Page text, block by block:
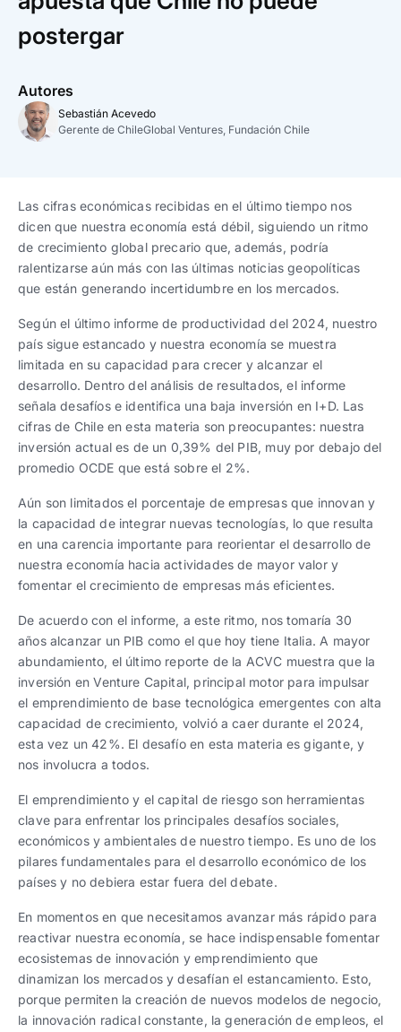
Trabaja con nosotros
Ver todas
Español|English
Ver todas
Español|English
progresivos de gestión
postergar
Autores
Sebastián Acevedo
Gerente de ChileGlobal Ventures, Fundación Chile
Las cifras económicas recibidas en el último tiempo nos
dicen que nuestra economía está débil, siguiendo un ritmo
de crecimiento global precario que, además, podría
ralentizarse aún más con las últimas noticias geopolíticas
que están generando incertidumbre en los mercados.
Según el último informe de productividad del 2024, nuestro
país sigue estancado y nuestra economía se muestra
limitada en su capacidad para crecer y alcanzar el
desarrollo. Dentro del análisis de resultados, el informe
señala desafíos e identifica una baja inversión en I+D. Las
cifras de Chile en esta materia son preocupantes: nuestra
inversión actual es de un 0,39% del PIB, muy por debajo del
promedio OCDE que está sobre el 2%.
Aún son limitados el porcentaje de empresas que innovan y
la capacidad de integrar nuevas tecnologías, lo que resulta
en una carencia importante para reorientar el desarrollo de
nuestra economía hacia actividades de mayor valor y
fomentar el crecimiento de empresas más eficientes.
De acuerdo con el informe, a este ritmo, nos tomaría 30
años alcanzar un PIB como el que hoy tiene Italia. A mayor
abundamiento, el último reporte de la ACVC muestra que la
inversión en Venture Capital, principal motor para impulsar
el emprendimiento de base tecnológica emergentes con alta
capacidad de crecimiento, volvió a caer durante el 2024,
esta vez un 42%. El desafío en esta materia es gigante, y
nos involucra a todos.
El emprendimiento y el capital de riesgo son herramientas
clave para enfrentar los principales desafíos sociales,
económicos y ambientales de nuestro tiempo. Es uno de los
pilares fundamentales para el desarrollo económico de los
países y no debiera estar fuera del debate.
En momentos en que necesitamos avanzar más rápido para
reactivar nuestra economía, se hace indispensable fomentar
ecosistemas de innovación y emprendimiento que
dinamizan los mercados y desafían el estancamiento. Esto,
porque permiten la creación de nuevos modelos de negocio,
la innovación radical constante, la generación de empleos, el